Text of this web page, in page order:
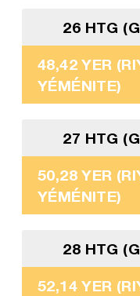
26 HTG
48,42 YER
YÉMÉNITE)
27 HTG
50,28 YER
YÉMÉNITE)
28 HTG
52,14 YER